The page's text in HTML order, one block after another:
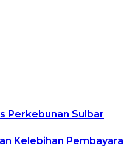
Perkebunan Sulbar
Kelebihan